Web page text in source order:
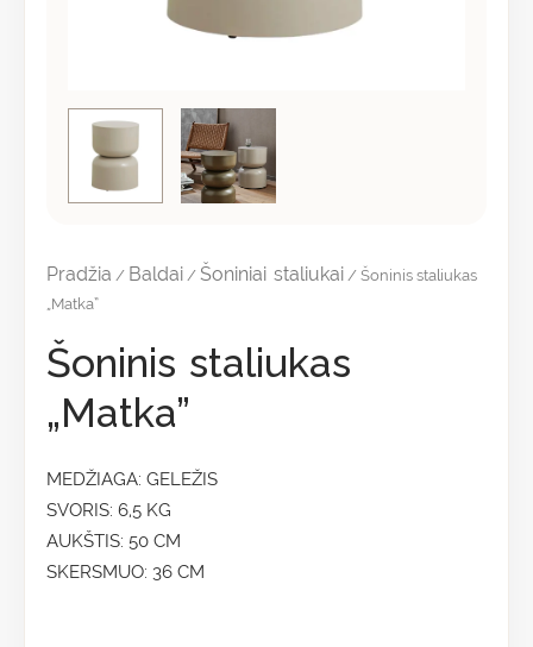
Pradžia / Baldai /Šoniniai staliukai / Šoninis staliukas
„Matka”
Šoninis staliukas
„Matka”
MEDŽIAGA: GELEŽIS
SVORIS: 6,5 KG
AUKŠTIS: 50 CM
SKERSMUO: 36 CM